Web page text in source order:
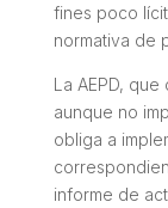
fines poco
normativa de
La AEPD,
aunque no
obliga a
informe de